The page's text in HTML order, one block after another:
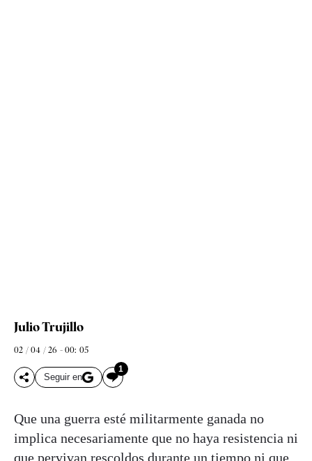
Julio Trujillo
02 / 04 / 26 - 00: 05
Seguir en
1
Que una guerra esté militarmente ganada no
implica necesariamente que no haya resistencia ni
que pervivan rescoldos durante un tiempo ni que